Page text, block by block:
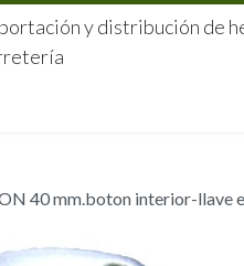
y distribución de
40 mm.boton interior-llave